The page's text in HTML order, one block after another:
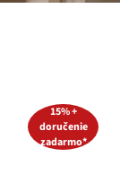
15% +
doručenie
zadarmo*